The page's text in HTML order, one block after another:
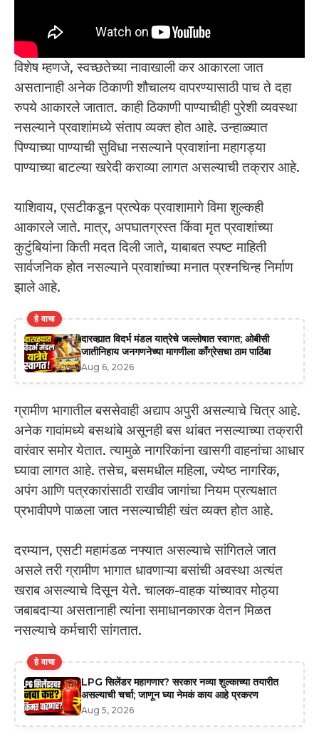
विशेष म्हणजे, स्वच्छतेच्या नावाखाली कर आकारला जात
असतानाही अनेक ठिकाणी शौचालय वापरण्यासाठी पाच ते दहा
रुपये आकारले जातात. काही ठिकाणी पाण्याचीही पुरेशी व्यवस्था
नसल्याने प्रवाशांमध्ये संताप व्यक्त होत आहे. उन्हाळ्यात
पिण्याच्या पाण्याची सुविधा नसल्याने प्रवाशांना महागड्या
पाण्याच्या बाटल्या खरेदी कराव्या लागत असल्याची तक्रार आहे.
याशिवाय, एसटीकडून प्रत्येक प्रवाशामागे विमा शुल्कही
आकारले जाते. मात्र, अपघातग्रस्त किंवा मृत प्रवाशांच्या
कुटुंबियांना किती मदत दिली जाते, याबाबत स्पष्ट माहिती
सार्वजनिक होत नसल्याने प्रवाशांच्या मनात प्रश्नचिन्ह निर्माण
झाले आहे.
हे वाचा
दारव्ह्यात विदर्भ मंडल यात्रेचे जल्लोषात स्वागत; ओबीसी
जातीनिहाय जनगणनेच्या मागणीला काँग्रेसचा ठाम पाठिंबा
Aug 6, 2026
ग्रामीण भागातील बससेवाही अद्याप अपुरी असल्याचे चित्र आहे.
अनेक गावांमध्ये बसथांबे असूनही बस थांबत नसल्याच्या तक्रारी
वारंवार समोर येतात. त्यामुळे नागरिकांना खासगी वाहनांचा आधार
घ्यावा लागत आहे. तसेच, बसमधील महिला, ज्येष्ठ नागरिक,
अपंग आणि पत्रकारांसाठी राखीव जागांचा नियम प्रत्यक्षात
प्रभावीपणे पाळला जात नसल्याचीही खंत व्यक्त होत आहे.
दरम्यान, एसटी महामंडळ नफ्यात असल्याचे सांगितले जात
असले तरी ग्रामीण भागात धावणाऱ्या बसांची अवस्था अत्यंत
खराब असल्याचे दिसून येते. चालक-वाहक यांच्यावर मोठ्या
जबाबदाऱ्या असतानाही त्यांना समाधानकारक वेतन मिळत
नसल्याचे कर्मचारी सांगतात.
हे वाचा
LPG सिलेंडर महागणार? सरकार नव्या शुल्काच्या तयारीत
असल्याची चर्चा; जाणून घ्या नेमकं काय आहे प्रकरण
Aug 5, 2026